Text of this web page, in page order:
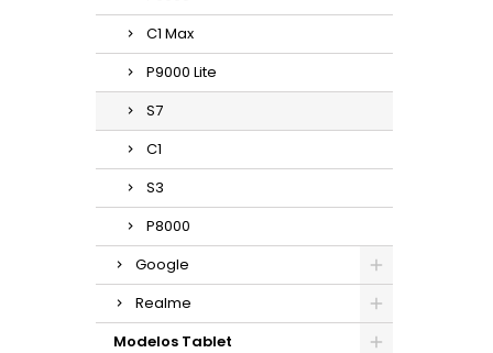
C1 Max
P9000 Lite
S7
C1
S3
P8000
Google
Realme
Modelos Tablet